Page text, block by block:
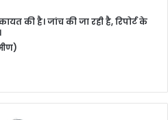
की है। जांच की जा रही है, रिपोर्ट के